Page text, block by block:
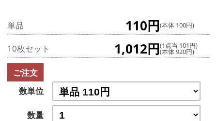
単品 110円(本体 100円)
10枚セット 1,012円(1点当 101円)
(本体 920円)
ご注文
数単位
数量